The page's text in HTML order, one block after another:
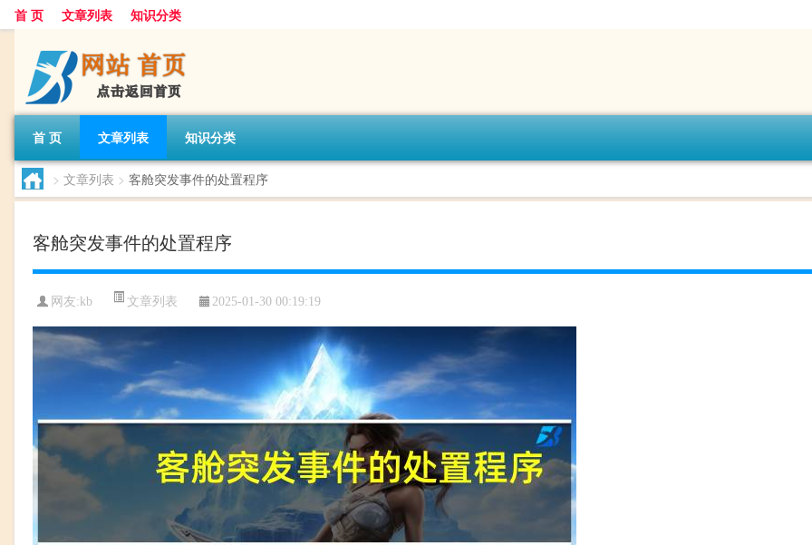
首 页 文章列表 知识分类
首 页 文章列表 知识分类
> 文章列表 > 客舱突发事件的处置程序
客舱突发事件的处置程序
网友: kb 文章列表 2025-01-30 00:19:19